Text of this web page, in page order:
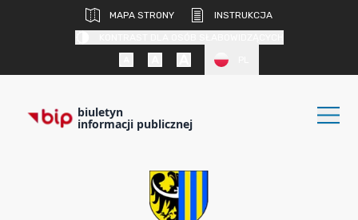
MAPA STRONY
INSTRUKCJA
biuletyn
informacji publicznej